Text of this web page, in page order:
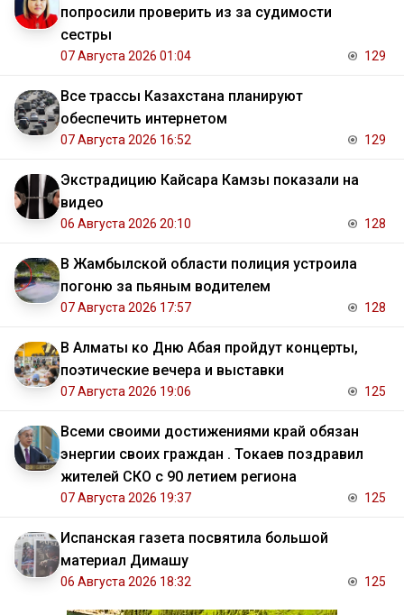
попросили проверить из за судимости
сестры
07 Августа 2026 01:04 129
Все трассы Казахстана планируют
обеспечить интернетом
07 Августа 2026 16:52 129
Экстрадицию Кайсара Камзы показали на
видео
06 Августа 2026 20:10 128
В Жамбылской области полиция устроила
погоню за пьяным водителем
07 Августа 2026 17:57 128
В Алматы ко Дню Абая пройдут концерты,
поэтические вечера и выставки
07 Августа 2026 19:06 125
Всеми своими достижениями край обязан
энергии своих граждан . Токаев поздравил
жителей СКО с 90 летием региона
07 Августа 2026 19:37 125
Испанская газета посвятила большой
материал Димашу
06 Августа 2026 18:32 125